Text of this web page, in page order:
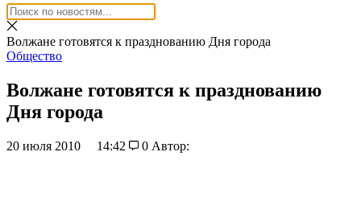
Волжане готовятся к празднованию Дня города
Общество
Волжане готовятся к празднованию
Дня города
20 июля 2010 14:42 0 Автор: